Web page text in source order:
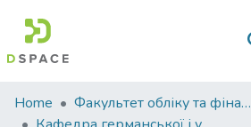
Communities
&
Home
Факультет обліку та фінансів